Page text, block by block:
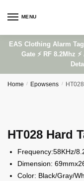
MENU
EAS Clothing Alarm
Gate ⚡ RF 8.2Mhz
Home / Epowsens /
HT028 Hard
Frequency:58KHz/
Dimension:
Color: Black/Gray/